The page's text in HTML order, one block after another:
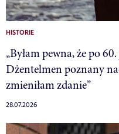
HISTORIE
„Byłam pewna, że po
Dżentelmen poznany
zmieniłam zdanie”
28.07.2026